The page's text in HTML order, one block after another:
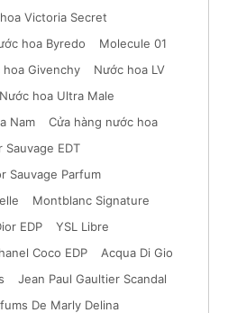
Victoria Secret
hoa Byredo
Molecule 01
hoa Givenchy
Nước hoa LV
Nước hoa Ultra Male
Nam
Cửa hàng nước hoa
Sauvage EDT
Sauvage Parfum
Montblanc Signature
EDP
YSL Libre
Coco EDP
Acqua Di Gio
Jean Paul Gaultier Scandal
De Marly Delina